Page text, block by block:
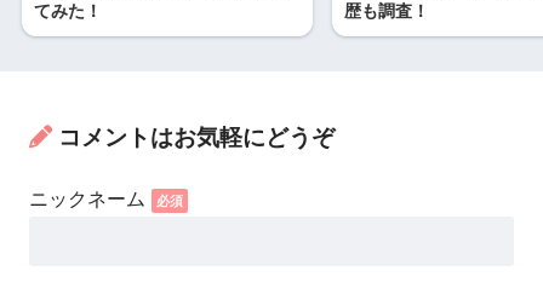
てみた！
歴も調査！
コメントはお気軽にどうぞ